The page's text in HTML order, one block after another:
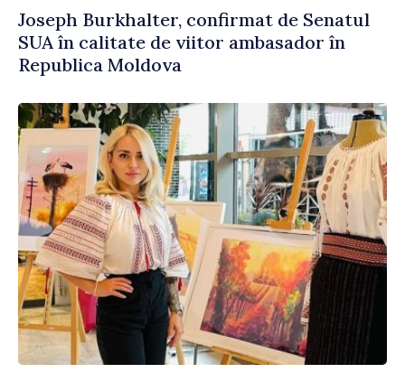
Joseph Burkhalter, confirmat de Senatul
SUA în calitate de viitor ambasador în
Republica Moldova